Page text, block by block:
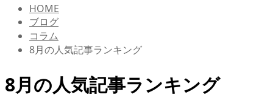
HOME
ブログ
コラム
8月の人気記事ランキング
8月の人気記事ランキング